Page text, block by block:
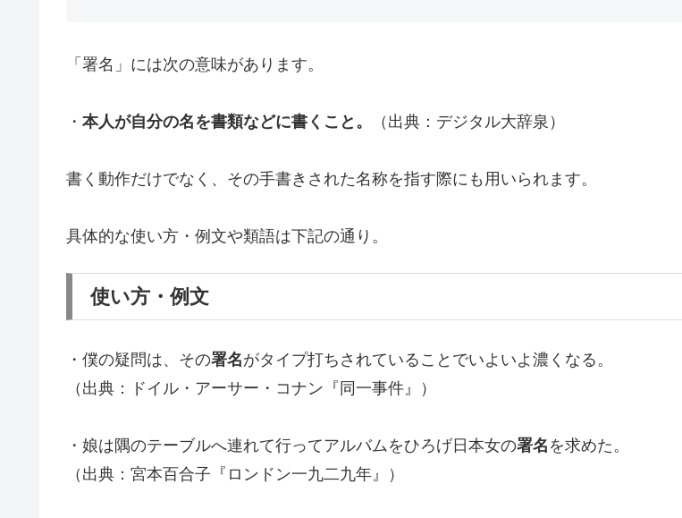
「署名」には次の意味があります。
・ 本人が自分の名を書類などに書くこと。 （出典：デジタル大辞泉）
書く動作だけでなく、その手書きされた名称を指す際にも用いられます。
具体的な使い方・例文や類語は下記の通り。
使い方・例文
・僕の疑問は、その署名がタイプ打ちされていることでいよいよ濃くなる。
（出典：ドイル・アーサー・コナン『同一事件』）
・娘は隅のテーブルへ連れて行ってアルバムをひろげ日本女の署名 を求めた。
（出典：宮本百合子『ロンドン一九二九年』）